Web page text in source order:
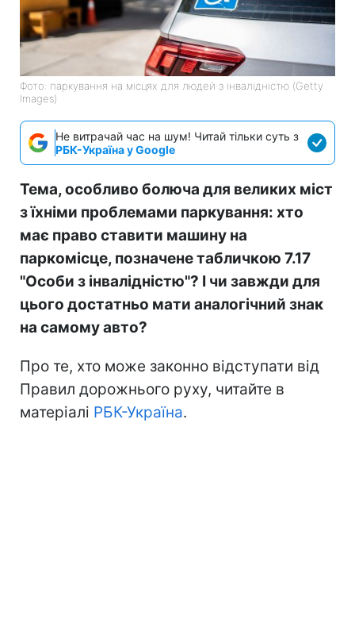
Фото: паркування на місцях для людей з інвалідністю (Getty
Images)
Не витрачай час на шум! Читай тільки суть з
РБК-Україна у Google
Тема, особливо болюча для великих міст
з їхніми проблемами паркування: хто
має право ставити машину на
паркомісце, позначене табличкою 7.17
"Особи з інвалідністю"? І чи завжди для
цього достатньо мати аналогічний знак
на самому авто?
Про те, хто може законно відступати від
Правил дорожнього руху, читайте в
матеріалі РБК-Україна.